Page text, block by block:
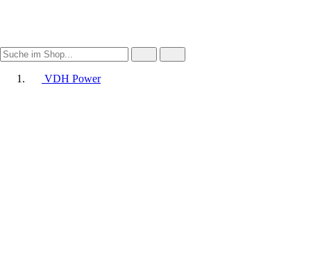
VDH Power